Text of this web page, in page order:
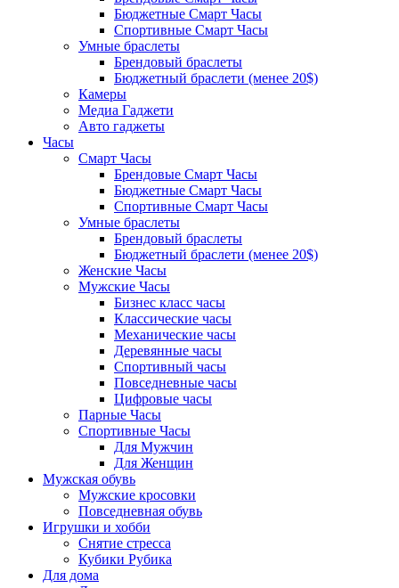
Бюджетные Смарт Часы
Спортивные Смарт Часы
Умные браслеты
Брендовый браслеты
Бюджетный браслети (менее 20$)
Камеры
Медиа Гаджети
Авто гаджеты
Часы
Смарт Часы
Брендовые Смарт Часы
Бюджетные Смарт Часы
Спортивные Смарт Часы
Умные браслеты
Брендовый браслеты
Бюджетный браслети (менее 20$)
Женские Часы
Мужские Часы
Бизнес класс часы
Классические часы
Механические часы
Деревянные часы
Спортивный часы
Повседневные часы
Цифровые часы
Парные Часы
Спортивные Часы
Для Мужчин
Для Женщин
Мужская обувь
Мужские кросовки
Повседневная обувь
Игрушки и хобби
Снятие стресса
Кубики Рубика
Для дома